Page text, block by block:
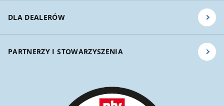
DLA DEALERÓW
PARTNERZY I STOWARZYSZENIA